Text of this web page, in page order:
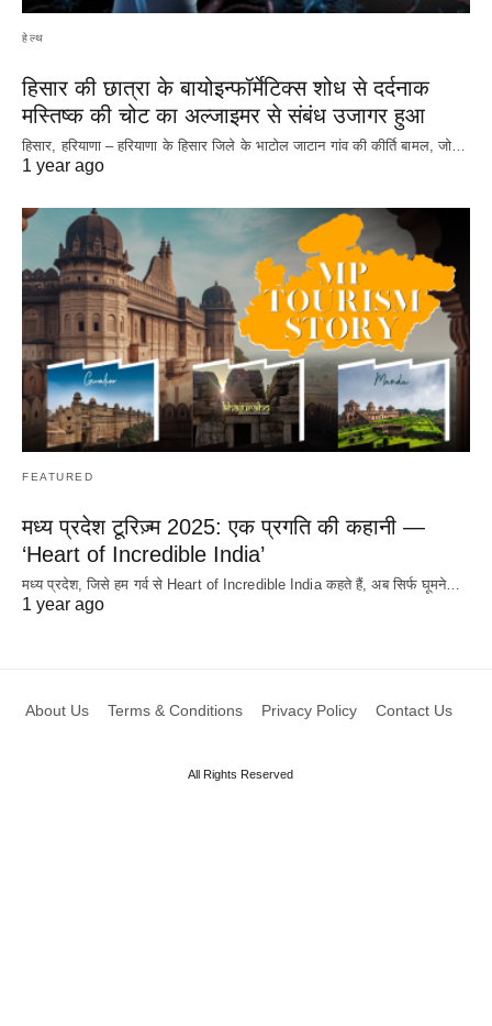
हेल्थ
हिसार की छात्रा के बायोइन्फॉर्मेटिक्स शोध से दर्दनाक
मस्तिष्क की चोट का अल्जाइमर से संबंध उजागर हुआ
हिसार, हरियाणा – हरियाणा के हिसार जिले के भाटोल जाटान गांव की कीर्ति बामल, जो…
1 year ago
FEATURED
मध्य प्रदेश टूरिज़्म 2025: एक प्रगति की कहानी —
‘Heart of Incredible India’
मध्य प्रदेश, जिसे हम गर्व से Heart of Incredible India कहते हैं, अब सिर्फ घूमने…
1 year ago
About Us Terms & Conditions Privacy Policy Contact Us
All Rights Reserved